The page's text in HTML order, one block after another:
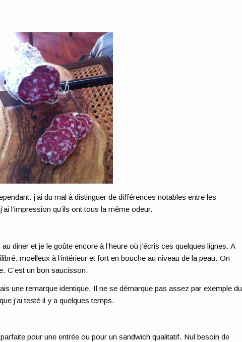
j’ai du mal à distinguer de différences notables entre les
l’impression qu’ils ont tous la même odeur.
diner et je le goûte encore à l’heure où j’écris ces quelques lignes. A
moelleux à l’intérieur et fort en bouche au niveau de la peau. On
C’est un bon saucisson.
une remarque identique. Il ne se démarque pas assez par exemple du
que j’ai testé il y a quelques temps.
pour une entrée ou pour un sandwich qualitatif. Nul besoin de